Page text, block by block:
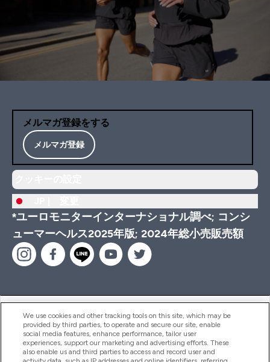
メルマガ登録をする
メルマガ登録
*ユーロモニターインターナショナル調べ; コンシ
ューマーヘルス2025年版; 2024年総小売販売額
ヘルプ＆ガイド
商品について
We use cookies and other tracking tools on this site, which may be
provided by third parties, to operate and secure our site, enable
social media features, enhance performance, tailor user
experiences, support our marketing and advertising efforts. These
also enable us and third parties to access and record user and